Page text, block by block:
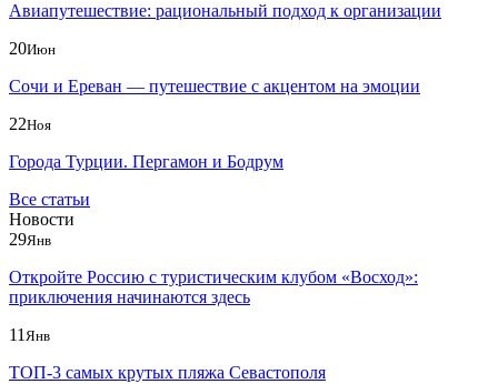
Авиапутешествие: рациональный подход к организации
20Июн
Сочи и Ереван — путешествие с акцентом на эмоции
22Ноя
Города Турции. Пергамон и Бодрум
Все статьи
Новости
29Янв
Откройте Россию с туристическим клубом «Восход»:
приключения начинаются здесь
11 Янв
ТОП-3 самых крутых пляжа Севастополя